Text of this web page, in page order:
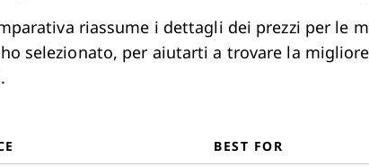
riassume i dettagli dei prezzi per le
selezionato, per aiutarti a trovare la
BEST FOR